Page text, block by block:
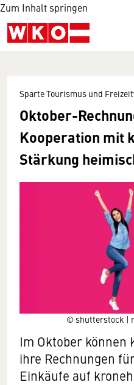
Zum Inhalt springen
© shutterstock |
Sparte Tourismus und
Oktober-
Kooperation mit
Stärkung
Im Oktober können
ihre Rechnungen
Einkäufe auf